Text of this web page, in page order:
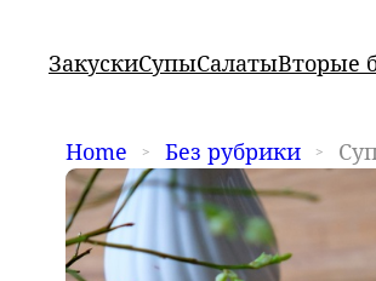
ЗакускиСупыСалатыВторые
Home Без рубрики